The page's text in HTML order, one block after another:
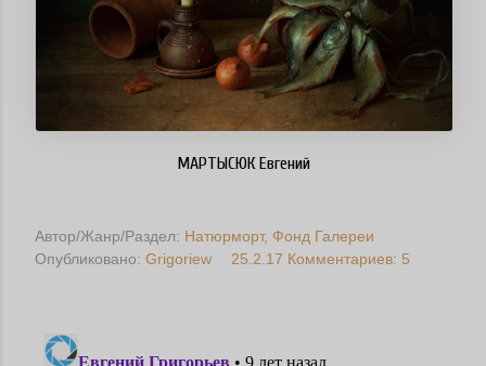
МАРТЫСЮК Евгений
Автор/Жанр/Раздел: Натюрморт Фонд Галереи
Опубликовано: Grigoriew 25.2.17 Комментариев: 5